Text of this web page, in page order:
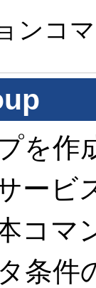
ンコ
を作
ービ
コマ
条件